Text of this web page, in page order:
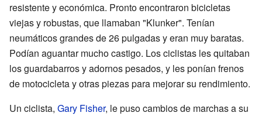
resistente y económica. Pronto encontraron bicicletas
viejas y robustas, que llamaban "Klunker". Tenían
neumáticos grandes de 26 pulgadas y eran muy baratas.
Podían aguantar mucho castigo. Los ciclistas les quitaban
los guardabarros y adornos pesados, y les ponían frenos
de motocicleta y otras piezas para mejorar su rendimiento.
Un ciclista, Gary Fisher, le puso cambios de marchas a su